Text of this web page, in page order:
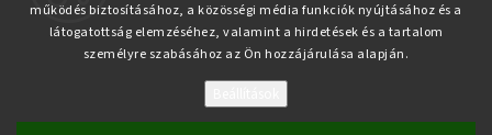
működés biztosításához, a közösségi média funkciók nyújtásához és a
látogatottság elemzéséhez, valamint a hirdetések és a tartalom
személyre szabásához az Ön hozzájárulása alapján.
Copyright 2026Pabex.hu. Minden jog fenntartva.